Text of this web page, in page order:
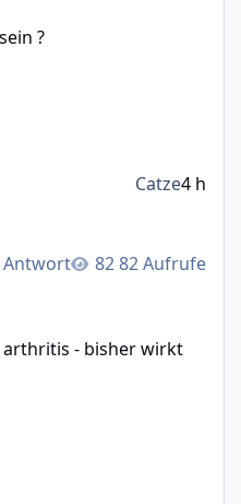
?
Antwort 82 Aufrufe
Catze4 h
arthritis - bisher wirkt